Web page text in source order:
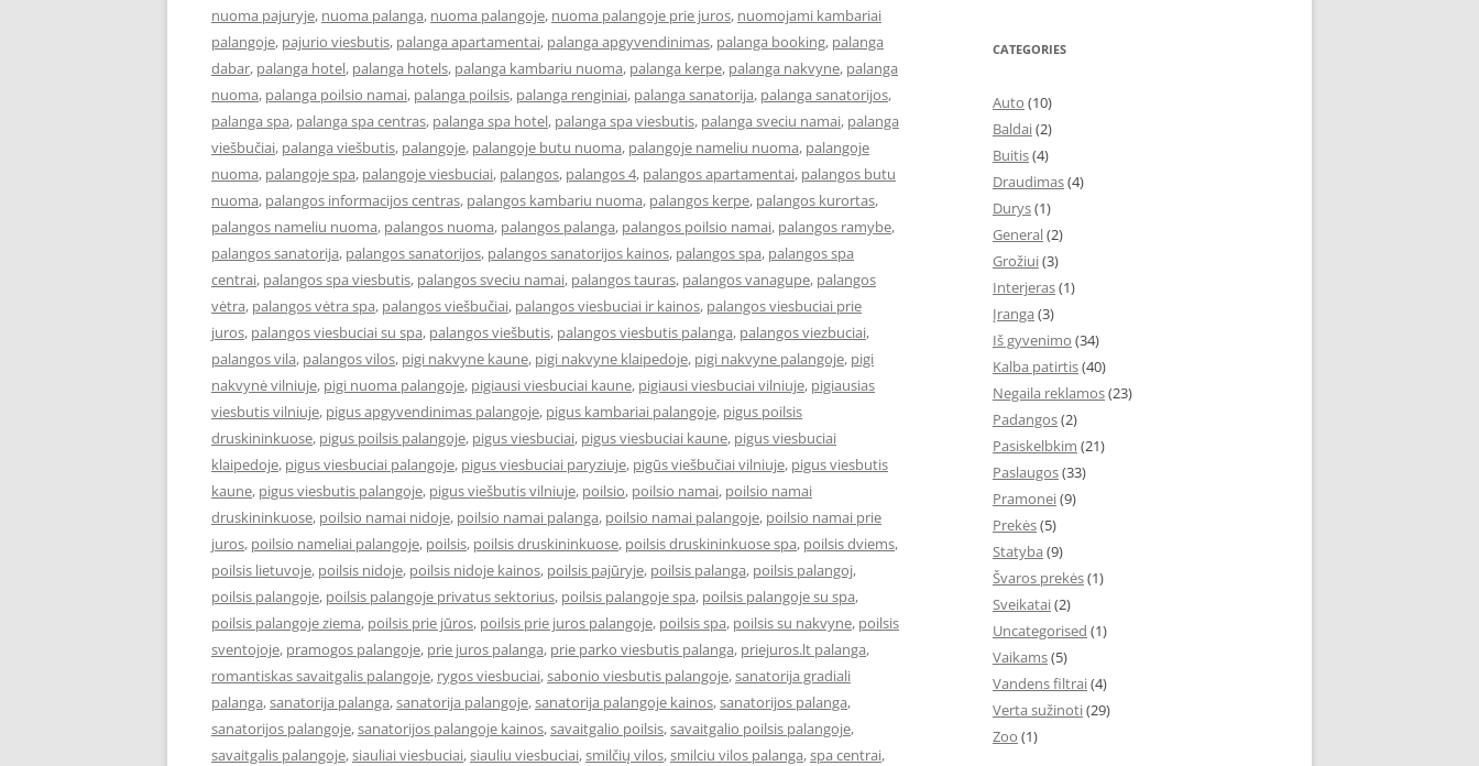
nuoma pajuryje, nuoma palanga, nuoma palangoje, nuoma palangoje prie juros, nuomojami kambariai
palangoje, pajurio viesbutis, palanga apartamentai, palanga apgyvendinimas, palanga booking, palanga
dabar, palanga hotel, palanga hotels, palanga kambariu nuoma, palanga kerpe, palanga nakvyne, palanga
nuoma, palanga poilsio namai, palanga poilsis, palanga renginiai, palanga sanatorija, palanga sanatorijos,
palanga spa, palanga spa centras, palanga spa hotel, palanga spa viesbutis, palanga sveciu namai, palanga
viešbučiai, palanga viešbutis, palangoje, palangoje butu nuoma, palangoje nameliu nuoma, palangoje
nuoma, palangoje spa, palangoje viesbuciai, palangos, palangos 4, palangos apartamentai, palangos butu
nuoma, palangos informacijos centras, palangos kambariu nuoma, palangos kerpe, palangos kurortas,
palangos nameliu nuoma, palangos nuoma, palangos palanga, palangos poilsio namai, palangos ramybe,
palangos sanatorija, palangos sanatorijos, palangos sanatorijos kainos, palangos spa, palangos spa
centrai, palangos spa viesbutis, palangos sveciu namai, palangos tauras, palangos vanagupe, palangos
vėtra, palangos vėtra spa, palangos viešbučiai, palangos viesbuciai ir kainos, palangos viesbuciai prie
juros, palangos viesbuciai su spa, palangos viešbutis, palangos viesbutis palanga, palangos viezbuciai,
palangos vila, palangos vilos, pigi nakvyne kaune, pigi nakvyne klaipedoje, pigi nakvyne palangoje, pigi
nakvynė vilniuje, pigi nuoma palangoje, pigiausi viesbuciai kaune, pigiausi viesbuciai vilniuje, pigiausias
viesbutis vilniuje, pigus apgyvendinimas palangoje, pigus kambariai palangoje, pigus poilsis
druskininkuose, pigus poilsis palangoje, pigus viesbuciai, pigus viesbuciai kaune, pigus viesbuciai
klaipedoje, pigus viesbuciai palangoje, pigus viesbuciai paryziuje, pigūs viešbučiai vilniuje, pigus viesbutis
kaune, pigus viesbutis palangoje, pigus viešbutis vilniuje, poilsio, poilsio namai, poilsio namai
druskininkuose, poilsio namai nidoje, poilsio namai palanga, poilsio namai palangoje, poilsio namai prie
juros, poilsio nameliai palangoje, poilsis, poilsis druskininkuose, poilsis druskininkuose spa, poilsis dviems,
poilsis lietuvoje, poilsis nidoje, poilsis nidoje kainos, poilsis pajūryje, poilsis palanga, poilsis palangoj,
poilsis palangoje, poilsis palangoje privatus sektorius, poilsis palangoje spa, poilsis palangoje su spa,
poilsis palangoje ziema, poilsis prie jūros, poilsis prie juros palangoje, poilsis spa, poilsis su nakvyne, poilsis
sventojoje, pramogos palangoje, prie juros palanga, prie parko viesbutis palanga, priejuros.lt palanga,
romantiskas savaitgalis palangoje, rygos viesbuciai,sabonio viesbutis palangoje,sanatorija gradiali
palanga,sanatorija palanga,sanatorija palangoje,sanatorija palangoje kainos,sanatorijos palanga,
sanatorijos palangoje,sanatorijos palangoje kainos,savaitgalio poilsis,savaitgalio poilsis palangoje,
savaitgalis palangoje,siauliai viesbuciai,siauliu viesbuciai,smilčių vilos,smilciu vilos palanga,spa centrai,
CATEGORIES
Auto (10)
Baldai(2)
Buitis(4)
Draudimas(4)
Durys(1)
General(2)
Grožiui(3)
Interjeras(1)
Įranga (3)
Iš gyvenimo (34)
Kalba patirtis(40)
Negaila reklamos(23)
Padangos(2)
Pasiskelbkim (21)
Paslaugos(33)
Pramonei(9)
Prekės(5)
Statyba (9)
Švaros prekės(1)
Sveikatai(2)
Uncategorised (1)
Vaikams(5)
Vandens filtrai(4)
Verta sužinoti(29)
Zoo (1)